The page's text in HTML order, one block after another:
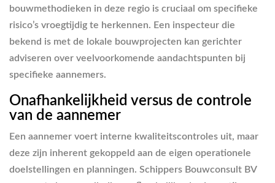
bouwmethodieken in deze regio is cruciaal om specifieke
risico’s vroegtijdig te herkennen. Een inspecteur die
bekend is met de lokale bouwprojecten kan gerichter
adviseren over veelvoorkomende aandachtspunten bij
specifieke aannemers.
Onafhankelijkheid versus de controle
van de aannemer
Een aannemer voert interne kwaliteitscontroles uit, maar
deze zijn inherent gekoppeld aan de eigen operationele
doelstellingen en planningen. Schippers Bouwconsult BV